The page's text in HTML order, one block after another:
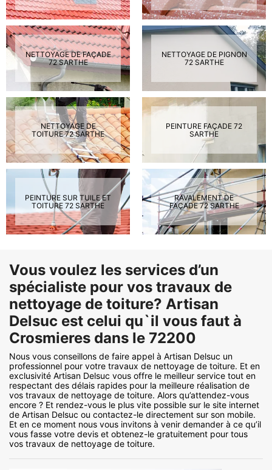
NETTOYAGE DE FAÇADE
72 SARTHE
NETTOYAGE DE PIGNON
72 SARTHE
NETTOYAGE DE
TOITURE 72 SARTHE
PEINTURE FAÇADE 72
SARTHE
PEINTURE SUR TUILE ET
TOITURE 72 SARTHE
RAVALEMENT DE
FAÇADE 72 SARTHE
Vous voulez les services d’un
spécialiste pour vos travaux de
nettoyage de toiture? Artisan
Delsuc est celui qu`il vous faut à
Crosmieres dans le 72200
Nous vous conseillons de faire appel à Artisan Delsuc un
professionnel pour votre travaux de nettoyage de toiture. Et en
exclusivité Artisan Delsuc vous offre le meilleur service tout en
respectant des délais rapides pour la meilleure réalisation de
vos travaux de nettoyage de toiture. Alors qu’attendez-vous
encore ? Et rendez-vous le plus vite possible sur le site internet
de Artisan Delsuc ou contactez-le directement sur son mobile.
Et en ce moment nous vous invitons à venir demander à ce qu’il
vous fasse votre devis et obtenez-le gratuitement pour tous
vos travaux de nettoyage de toiture.